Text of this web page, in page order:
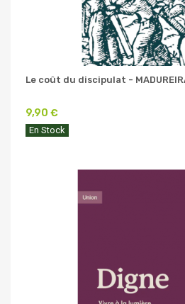
Le coût du discipulat -
9,90 €
En Stock